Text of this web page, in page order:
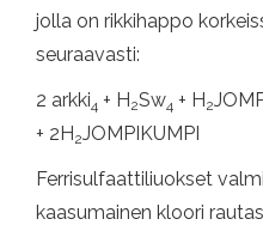
jolla on rikkihappo
seuraavasti:
2 arkki4 + H2Sw4 + H2
+ 2H2JOMPIKUMPI
Ferrisulfaattiliuokset
kaasumainen kloori